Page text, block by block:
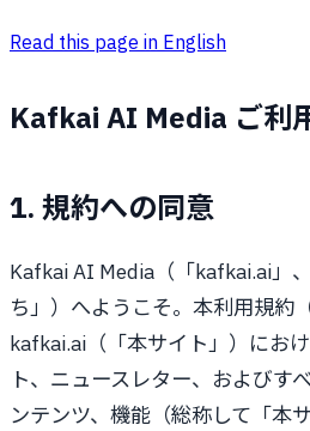
Read this page in English
Kafkai AI Media ご利
1. 規約への同意
Kafkai AI Media（「kafkai.ai」
ち」）へようこそ。本利用規約
kafkai.ai（「本サイト」）にお
ト、ニュースレター、およびす
ンテンツ、機能（総称して「本